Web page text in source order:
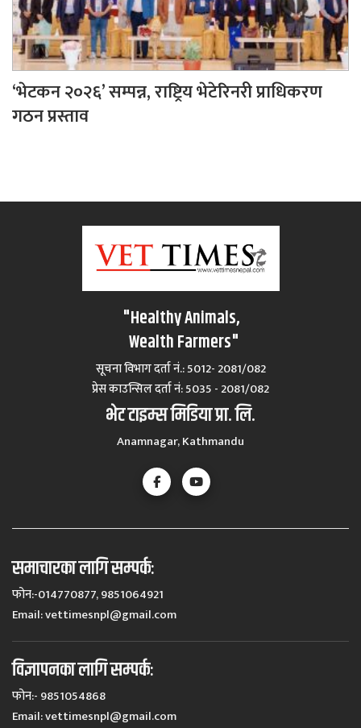
‘भेटकन २०२६’ सम्पन्न, राष्ट्रिय भेटेरिनरी प्राधिकरण
गठन प्रस्ताव
"Healthy Animals,
Wealth Farmers"
सूचना विभाग दर्ता नं.: 5012- 2081/082
प्रेस काउन्सिल दर्ता नं‍: 5035 - 2081/082
भेट टाइम्स मिडिया प्रा. लि.
Anamnagar, Kathmandu
समाचारका लागि सम्पर्कः
फोन:-014770877, 9851064921
Email:vettimesnpl@gmail.com
विज्ञापनका लागि सम्पर्कः
फोन:- 9851054868
Email:vettimesnpl@gmail.com